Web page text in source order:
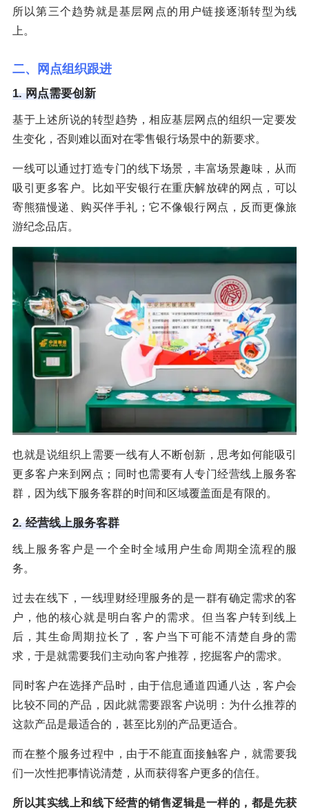
所以第三个趋势就是基层网点的用户链接逐渐转型为线
上。
二、网点组织跟进
1. 网点需要创新
基于上述所说的转型趋势，相应基层网点的组织一定要发
生变化，否则难以面对在零售银行场景中的新要求。
一线可以通过打造专门的线下场景，丰富场景趣味，从而
吸引更多客户。比如平安银行在重庆解放碑的网点，可以
寄熊猫慢递、购买伴手礼；它不像银行网点，反而更像旅
游纪念品店。
也就是说组织上需要一线有人不断创新，思考如何能吸引
更多客户来到网点；同时也需要有人专门经营线上服务客
群，因为线下服务客群的时间和区域覆盖面是有限的。
2. 经营线上服务客群
线上服务客户是一个全时全域用户生命周期全流程的服
务。
过去在线下，一线理财经理服务的是一群有确定需求的客
户，他的核心就是明白客户的需求。但当客户转到线上
后，其生命周期拉长了，客户当下可能不清楚自身的需
求，于是就需要我们主动向客户推荐，挖掘客户的需求。
同时客户在选择产品时，由于信息通道四通八达，客户会
比较不同的产品，因此就需要跟客户说明：为什么推荐的
这款产品是最适合的，甚至比别的产品更适合。
而在整个服务过程中，由于不能直面接触客户，就需要我
们一次性把事情说清楚，从而获得客户更多的信任。
所以其实线上和线下经营的销售逻辑是一样的，都是先获